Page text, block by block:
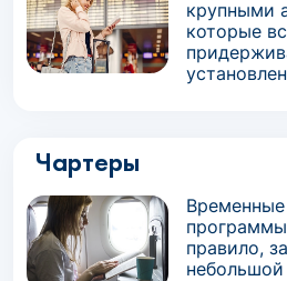
крупными
которые
Чартеры
правило,